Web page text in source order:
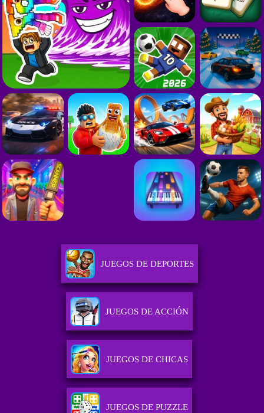
JUEGOS DE DEPORTES
JUEGOS DE ACCIÓN
JUEGOS DE CHICAS
JUEGOS DE PUZZLE